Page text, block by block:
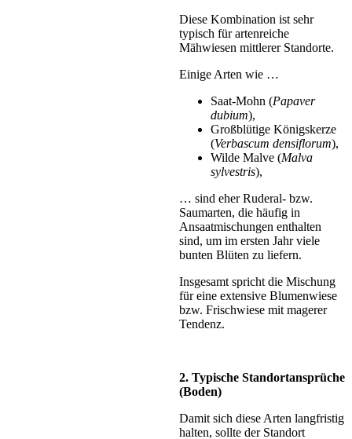
Diese Kombination ist sehr
typisch für artenreiche
Mähwiesen mittlerer Standorte.
Einige Arten wie …
Saat-Mohn (Papaver
dubium),
Großblütige Königskerze
(Verbascum densiflorum),
Wilde Malve (Malva
sylvestris),
… sind eher Ruderal- bzw.
Saumarten, die häufig in
Ansaatmischungen enthalten
sind, um im ersten Jahr viele
bunten Blüten zu liefern.
Insgesamt spricht die Mischung
für eine extensive Blumenwiese
bzw. Frischwiese mit magerer
Tendenz.
2. Typische Standortansprüche
(Boden)
Damit sich diese Arten langfristig
halten, sollte der Standort